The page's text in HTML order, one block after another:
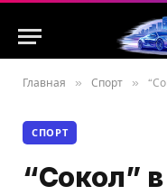
Главная » Спорт »
СПОРТ
“Сокол”